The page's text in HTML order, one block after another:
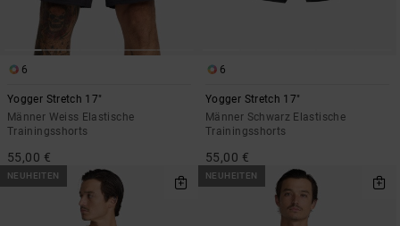
6
Yogger Stretch 17"
Männer Weiss Elastische
Trainingsshorts
55,00 €
6
Yogger Stretch 17"
Männer Schwarz Elastische
Trainingsshorts
55,00 €
NEUHEITEN NEUHEITEN